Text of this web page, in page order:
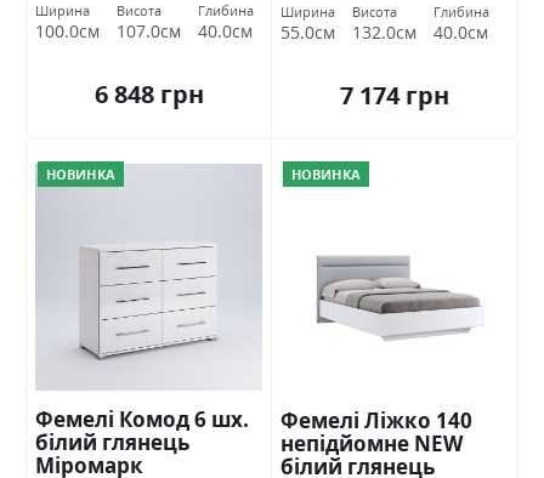
Ширина
100.0см
Висота
107.0см
Глибина
40.0см
6 848 грн
Ширина
55.0см
Висота
132.0см
Глибина
40.0см
7 174 грн
НОВИНКА
Фемелі Комод 6 шх.
білий глянець
Міромарк
НОВИНКА
Фемелі Ліжко 140
непідйомне NEW
білий глянець